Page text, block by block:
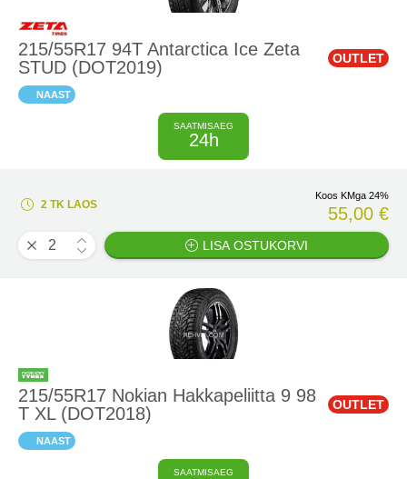
215/55R17 94T Antarctica Ice Zeta
STUD (DOT2019)
OUTLET
NAAST
SAATMISAEG
24h
2 TK LAOS
Koos KMga 24%
55,00 €
LISA OSTUKORVI
215/55R17 Nokian Hakkapeliitta 9 98
T XL (DOT2018)
OUTLET
NAAST
SAATMISAEG